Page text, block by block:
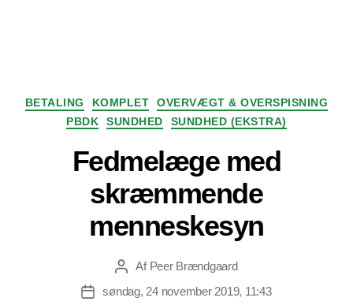
Kategorier
BETALING KOMPLET
OVERVÆGT & OVERSPISNING
PBDK
SUNDHED SUNDHED (EKSTRA)
Fedmelæge med
skræmmende
menneskesyn
Indlægsforfatter
Af Peer Brændgaard
Indlægsdato
søndag, 24 november 2019, 11:43